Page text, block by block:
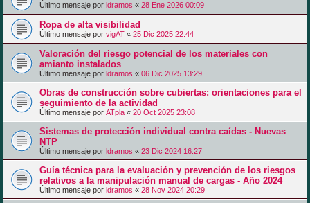
Último mensaje por ldramos « 28 Ene 2026 00:09
Ropa de alta visibilidad
Último mensaje por vigAT « 25 Dic 2025 22:44
Valoración del riesgo potencial de los materiales con
amianto instalados
Último mensaje por ldramos « 06 Dic 2025 13:29
Obras de construcción sobre cubiertas: orientaciones para el
seguimiento de la actividad
Último mensaje por ATpla « 20 Oct 2025 23:08
Sistemas de protección individual contra caídas - Nuevas
NTP
Último mensaje por ldramos « 23 Dic 2024 16:27
Guía técnica para la evaluación y prevención de los riesgos
relativos a la manipulación manual de cargas - Año 2024
Último mensaje por ldramos « 28 Nov 2024 20:29